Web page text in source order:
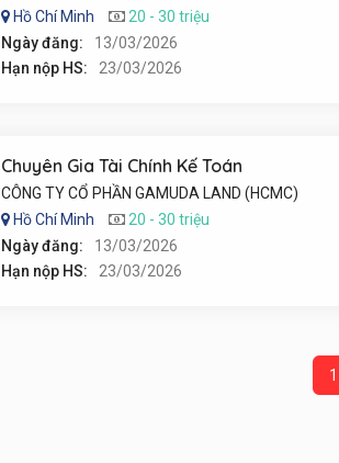
Hồ Chí Minh
20 - 30 triệu
Ngày đăng:
13/03/2026
Hạn nộp HS:
23/03/2026
Chuyên Gia Tài Chính Kế Toán
CÔNG TY CỔ PHẦN GAMUDA LAND (HCMC)
Hồ Chí Minh
20 - 30 triệu
Ngày đăng:
13/03/2026
Hạn nộp HS:
23/03/2026
1